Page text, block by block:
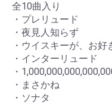
全10曲入り
・プレリュード
・夜見人知らず
・ウイスキーが、お好
・インターリュード
・
・まさかね
・ソナタ